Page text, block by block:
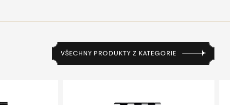
VŠECHNY PRODUKTY Z KATEGORIE